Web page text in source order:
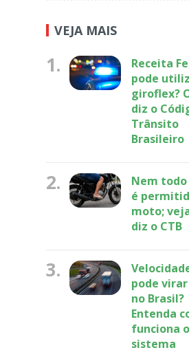
VEJA MAIS
1.
Receita
pode
giroflex?
diz o
Trânsito
Brasileiro
2.
Nem todo
é
moto;
diz o CTB
3.
pode
no Brasil?
Entenda
funciona o
sistema